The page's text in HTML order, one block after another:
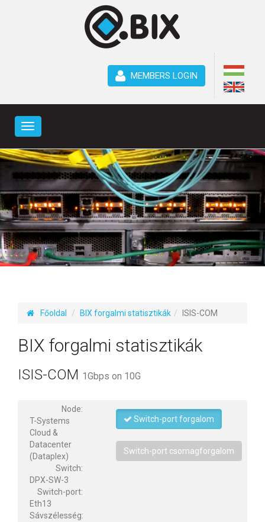
MEMBERS LOGIN
Főoldal BIX forgalmi statisztikák ISIS-COM
BIX forgalmi statisztikák
ISIS-COM 1Gbps on 10G
Node:
T-Systems
Cloud &
Datacenter
(Dataplex)
Switch:
DPX-SW-3
Switch-port:
Eth13
Sávszélesség:
Switch-port forgalom
Switch-port csomagforgalom